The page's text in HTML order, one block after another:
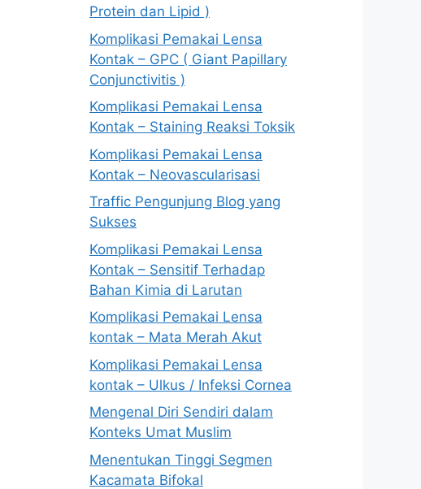
Protein dan Lipid )
Komplikasi Pemakai Lensa
Kontak – GPC ( Giant Papillary
Conjunctivitis )
Komplikasi Pemakai Lensa
Kontak – Staining Reaksi Toksik
Komplikasi Pemakai Lensa
Kontak – Neovascularisasi
Traffic Pengunjung Blog yang
Sukses
Komplikasi Pemakai Lensa
Kontak – Sensitif Terhadap
Bahan Kimia di Larutan
Komplikasi Pemakai Lensa
kontak – Mata Merah Akut
Komplikasi Pemakai Lensa
kontak – Ulkus / Infeksi Cornea
Mengenal Diri Sendiri dalam
Konteks Umat Muslim
Menentukan Tinggi Segmen
Kacamata Bifokal